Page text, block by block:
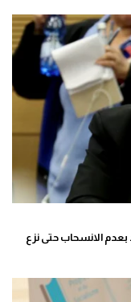
الانسحاب حتى نزع